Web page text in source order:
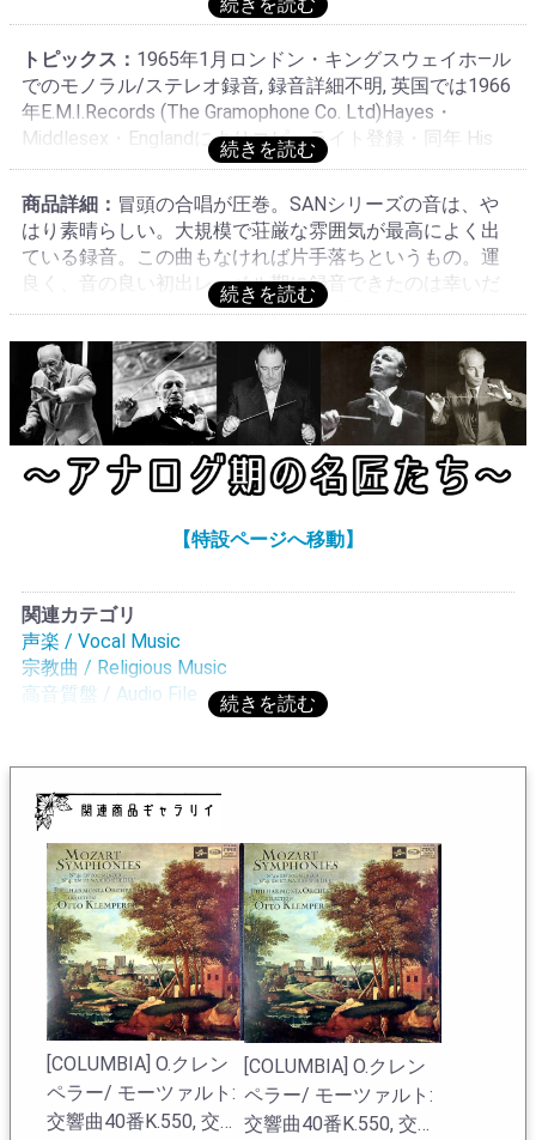
トピックス： 1965年1月ロンドン・キングスウェイホ―ル
でのモノラル/ステレオ録音, 録音詳細不明, 英国では1966
年E.M.I.Records (The Gramophone Co. Ltd)Hayes・
Middlesex・Englandによりコピーライト登録・同年 His
Master's Voice:AN 165-6/ SAN 165-6(当装丁)にて初リリ
ース, これはクレンペラーの2回目録音で初回は1951年
VOX:PL 6992(2枚組・ロングアルバム入り)でモノラル発
売された, 英国SAN 165-6は英国ステレオ・オリジナル, フ
ランスにSAN 165-6は存在せずCAN 165-6が初出と思われ
る, これは英国での初年度リリース分オリジナル!演
商品詳細： 冒頭の合唱が圧巻。SANシリーズの音は、や
はり素晴らしい。大規模で荘厳な雰囲気が最高によく出
ている録音。この曲もなければ片手落ちというもの。運
良く、音の良い初出レーベル期に録音できたのは幸いだ
った。1965年の録音、'66年の発売と思われる。ソリスト
達も北欧、独系の一流歌手を集め、最高レベルのオケと
合体。音質、内容共に歴史に残る第一級のミサソレが完
成した。このような大規模作品こそクレンペラーの独壇
場!ステレオ・オーディオファイルLP。VOXにモノラル旧
録音がある。この録音は名演としてよく知られたモノラ
ル/ステレオ録音! 流石にエンジェル・シリーズ・ステレ
オの音質は自然でクリアー、言うことなしのステレオ・
レンペラーのEMI録音は「マタイ受難曲」と同様にクレン
奏。ピリオド奏法のさっぱりした演奏とは別世界の、こ
れぞ格調高き「大作」という気分を存分に味わえる。ベ
ートーヴェンの宗教作品の最高傑作であるが、第9交響曲
ほど浸透していないのが実状であり、バッハに比べれば
ベートーヴェンの宗教作品は知名度が足りていない印
するが、クレンペラーの描く宗教作品の大半が曲の壮麗
さを見事なまでに描き切っており、聴いた後の満足感が
大きいのである。時代も良く、音質は全く不満のないレ
ベル!
O.クレンペラーの在庫一覧へ
【特設ページへ移動】
関連カテゴリ
声楽 / Vocal Music
宗教曲 / Religious Music
高音質盤 / Audio File
ステレオ盤 / Stereo Audio File
[COLUMBIA] O.クレン
ペラー/ モーツァルト:
交響曲40番K.550, 交響
[COLUMBIA] O.クレン
ペラー/ モーツァルト:
交響曲40番K.550, 交響